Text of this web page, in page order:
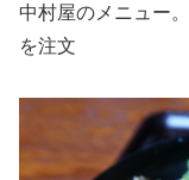
中村屋のメニュー
を注文